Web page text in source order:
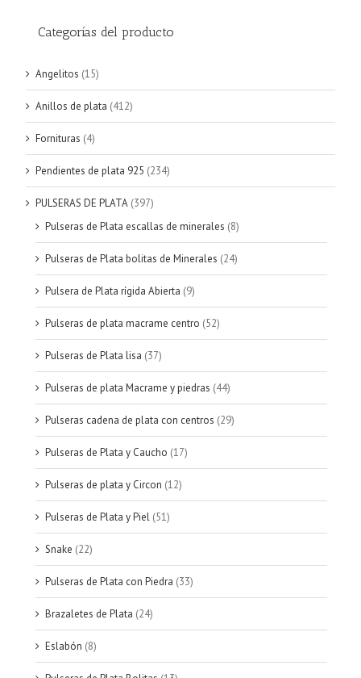
Categorías del producto
Angelitos (15)
Anillos de plata (412)
Fornituras (4)
Pendientes de plata 925 (234)
PULSERAS DE PLATA (397)
Pulseras de Plata escallas de minerales (8)
Pulseras de Plata bolitas de Minerales (24)
Pulsera de Plata rígida Abierta (9)
Pulseras de plata macrame centro (52)
Pulseras de Plata lisa (37)
Pulseras de plata Macrame y piedras (44)
Pulseras cadena de plata con centros (29)
Pulseras de Plata y Caucho (17)
Pulseras de plata y Circon (12)
Pulseras de Plata y Piel (51)
Snake (22)
Pulseras de Plata con Piedra (33)
Brazaletes de Plata (24)
Eslabón (8)